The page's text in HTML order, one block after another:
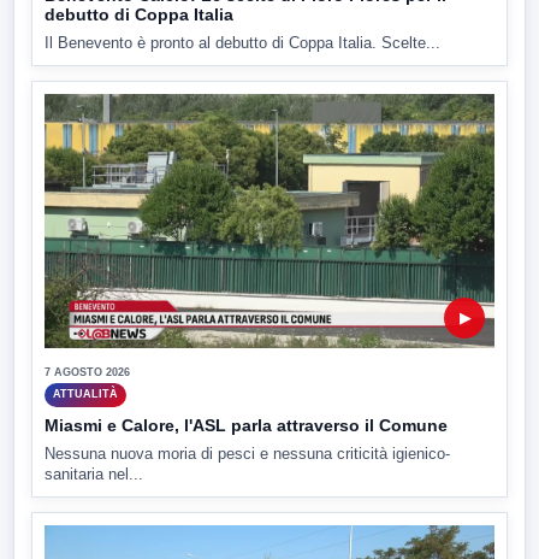
debutto di Coppa Italia
Il Benevento è pronto al debutto di Coppa Italia. Scelte...
▶
7 AGOSTO 2026
ATTUALITÀ
Miasmi e Calore, l'ASL parla attraverso il Comune
Nessuna nuova moria di pesci e nessuna criticità igienico-
sanitaria nel...